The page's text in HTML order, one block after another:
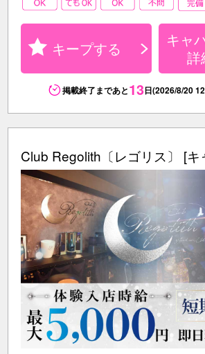
キープする
キャ
詳
掲載終了まであと13日(2026/8/20
Club Regolith〔レゴリス〕 [キ